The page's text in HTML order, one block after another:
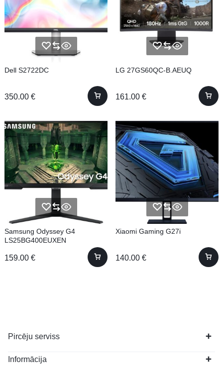
Dell S2722DC
350.00 €
LG 27GS60QC-B.AEUQ
161.00 €
Samsung Odyssey G4
LS25BG400EUXEN
159.00 €
Xiaomi Gaming G27i
140.00 €
Pircēju serviss
Informācija